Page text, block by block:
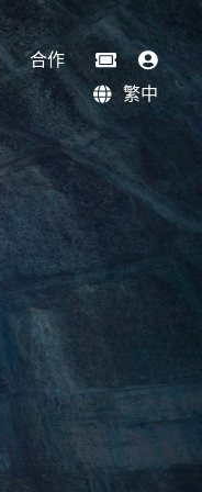
合作
繁中